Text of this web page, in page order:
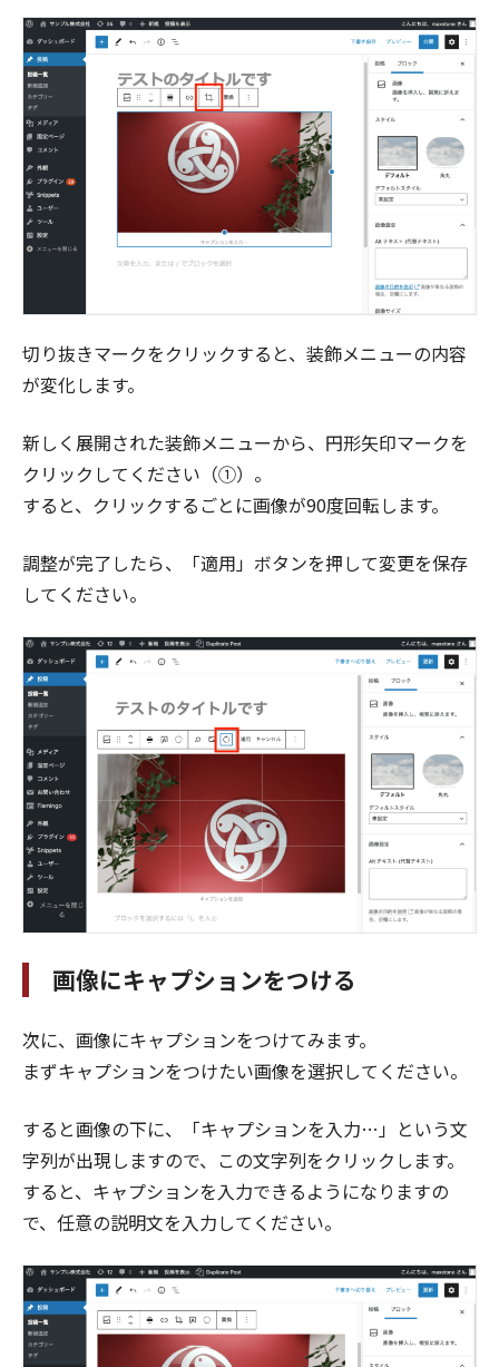
切り抜きマークをクリックすると、装飾メニューの内容
が変化します。
新しく展開された装飾メニューから、円形矢印マークを
クリックしてください（①）。
すると、クリックするごとに画像が90度回転します。
調整が完了したら、「適用」ボタンを押して変更を保存
してください。
画像にキャプションをつける
次に、画像にキャプションをつけてみます。
まずキャプションをつけたい画像を選択してください。
すると画像の下に、「キャプションを入力…」という文
字列が出現しますので、この文字列をクリックします。
すると、キャプションを入力できるようになりますの
で、任意の説明文を入力してください。